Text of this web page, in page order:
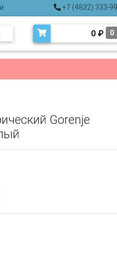
+7 (4832) 333-
0 ₽ 0
Gorenje